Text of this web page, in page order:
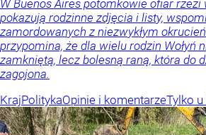
W Buenos Aires potomkowie ofiar rzezi
pokazują rodzinne zdjęcia i listy,
zamordowanych z niezwykłym
przypomina, że dla wielu rodzin Wołyń
zamkniętą, lecz bolesną raną, która do
zagojona.
KrajPolitykaOpinie i komentarzeTylko u